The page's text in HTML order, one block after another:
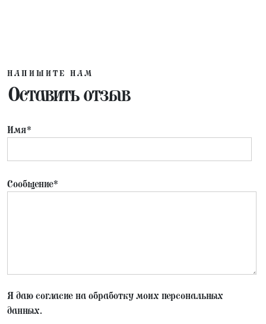
НАПИШИТЕ НАМ
Оставить отзыв
Имя*
Сообщение*
Я даю согласие на обработку моих персональных
данных.